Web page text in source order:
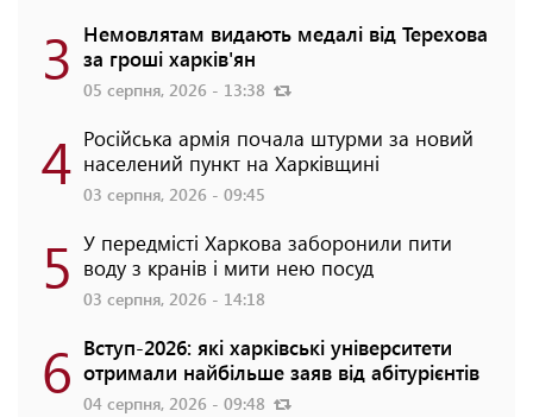
3 Немовлятам видають медалі від Терехова
за гроші харків'ян
05 серпня, 2026 - 13:38
4 Російська армія почала штурми за новий
населений пункт на Харківщині
03 серпня, 2026 - 09:45
5 У передмісті Харкова заборонили пити
воду з кранів і мити нею посуд
03 серпня, 2026 - 14:18
6 Вступ-2026: які харківські університети
отримали найбільше заяв від абітурієнтів
04 серпня, 2026 - 09:48